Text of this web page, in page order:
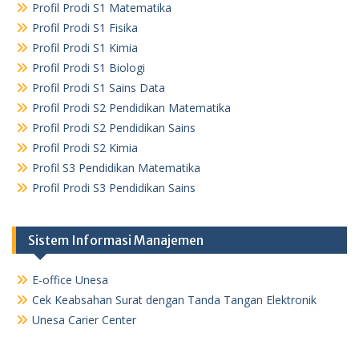
Profil Prodi S1 Matematika
Profil Prodi S1 Fisika
Profil Prodi S1 Kimia
Profil Prodi S1 Biologi
Profil Prodi S1 Sains Data
Profil Prodi S2 Pendidikan Matematika
Profil Prodi S2 Pendidikan Sains
Profil Prodi S2 Kimia
Profil S3 Pendidikan Matematika
Profil Prodi S3 Pendidikan Sains
Sistem Informasi Manajemen
E-office Unesa
Cek Keabsahan Surat dengan Tanda Tangan Elektronik
Unesa Carier Center